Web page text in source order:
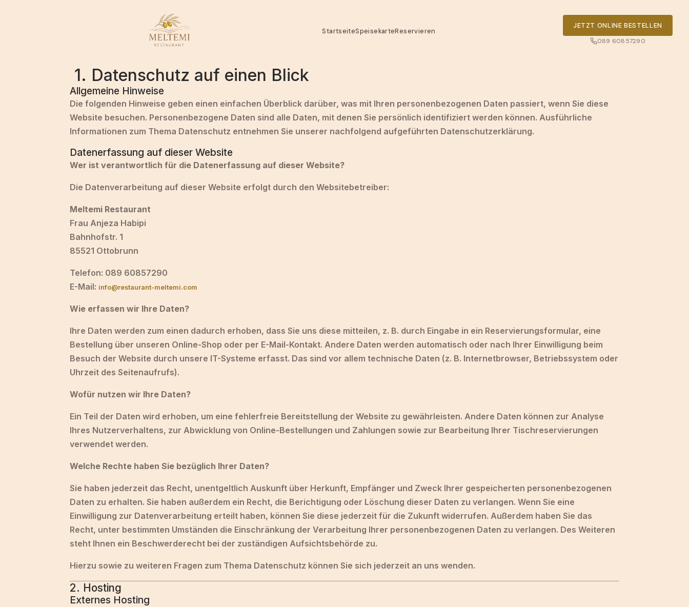
StartseiteSpeisekarteReservieren
JETZT ONLINE BESTELLEN
089 60857290
1. Datenschutz auf einen Blick
Allgemeine Hinweise
Die folgenden Hinweise geben einen einfachen Überblick darüber, was mit Ihren personenbezogenen Daten passiert, wenn Sie diese
Website besuchen. Personenbezogene Daten sind alle Daten, mit denen Sie persönlich identifiziert werden können. Ausführliche
Informationen zum Thema Datenschutz entnehmen Sie unserer nachfolgend aufgeführten Datenschutzerklärung.
Datenerfassung auf dieser Website
Wer ist verantwortlich für die Datenerfassung auf dieser Website?
Die Datenverarbeitung auf dieser Website erfolgt durch den Websitebetreiber:
Meltemi Restaurant
Frau Anjeza Habipi
Bahnhofstr. 1
85521 Ottobrunn
Telefon: 089 60857290
E-Mail: info@restaurant-meltemi.com
Wie erfassen wir Ihre Daten?
Ihre Daten werden zum einen dadurch erhoben, dass Sie uns diese mitteilen, z. B. durch Eingabe in ein Reservierungsformular, eine
Bestellung über unseren Online-Shop oder per E-Mail-Kontakt. Andere Daten werden automatisch oder nach Ihrer Einwilligung beim
Besuch der Website durch unsere IT-Systeme erfasst. Das sind vor allem technische Daten (z. B. Internetbrowser, Betriebssystem oder
Uhrzeit des Seitenaufrufs).
Wofür nutzen wir Ihre Daten?
Ein Teil der Daten wird erhoben, um eine fehlerfreie Bereitstellung der Website zu gewährleisten. Andere Daten können zur Analyse
Ihres Nutzerverhaltens, zur Abwicklung von Online-Bestellungen und Zahlungen sowie zur Bearbeitung Ihrer Tischreservierungen
verwendet werden.
Welche Rechte haben Sie bezüglich Ihrer Daten?
Sie haben jederzeit das Recht, unentgeltlich Auskunft über Herkunft, Empfänger und Zweck Ihrer gespeicherten personenbezogenen
Daten zu erhalten. Sie haben außerdem ein Recht, die Berichtigung oder Löschung dieser Daten zu verlangen. Wenn Sie eine
Einwilligung zur Datenverarbeitung erteilt haben, können Sie diese jederzeit für die Zukunft widerrufen. Außerdem haben Sie das
Recht, unter bestimmten Umständen die Einschränkung der Verarbeitung Ihrer personenbezogenen Daten zu verlangen. Des Weiteren
steht Ihnen ein Beschwerderecht bei der zuständigen Aufsichtsbehörde zu.
Hierzu sowie zu weiteren Fragen zum Thema Datenschutz können Sie sich jederzeit an uns wenden.
2. Hosting
Externes Hosting